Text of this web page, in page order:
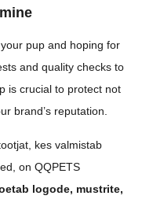
pup and hoping for
and quality checks to
is crucial to protect not
brand’s reputation.
kes valmistab
on QQPETS
logode, mustrite,